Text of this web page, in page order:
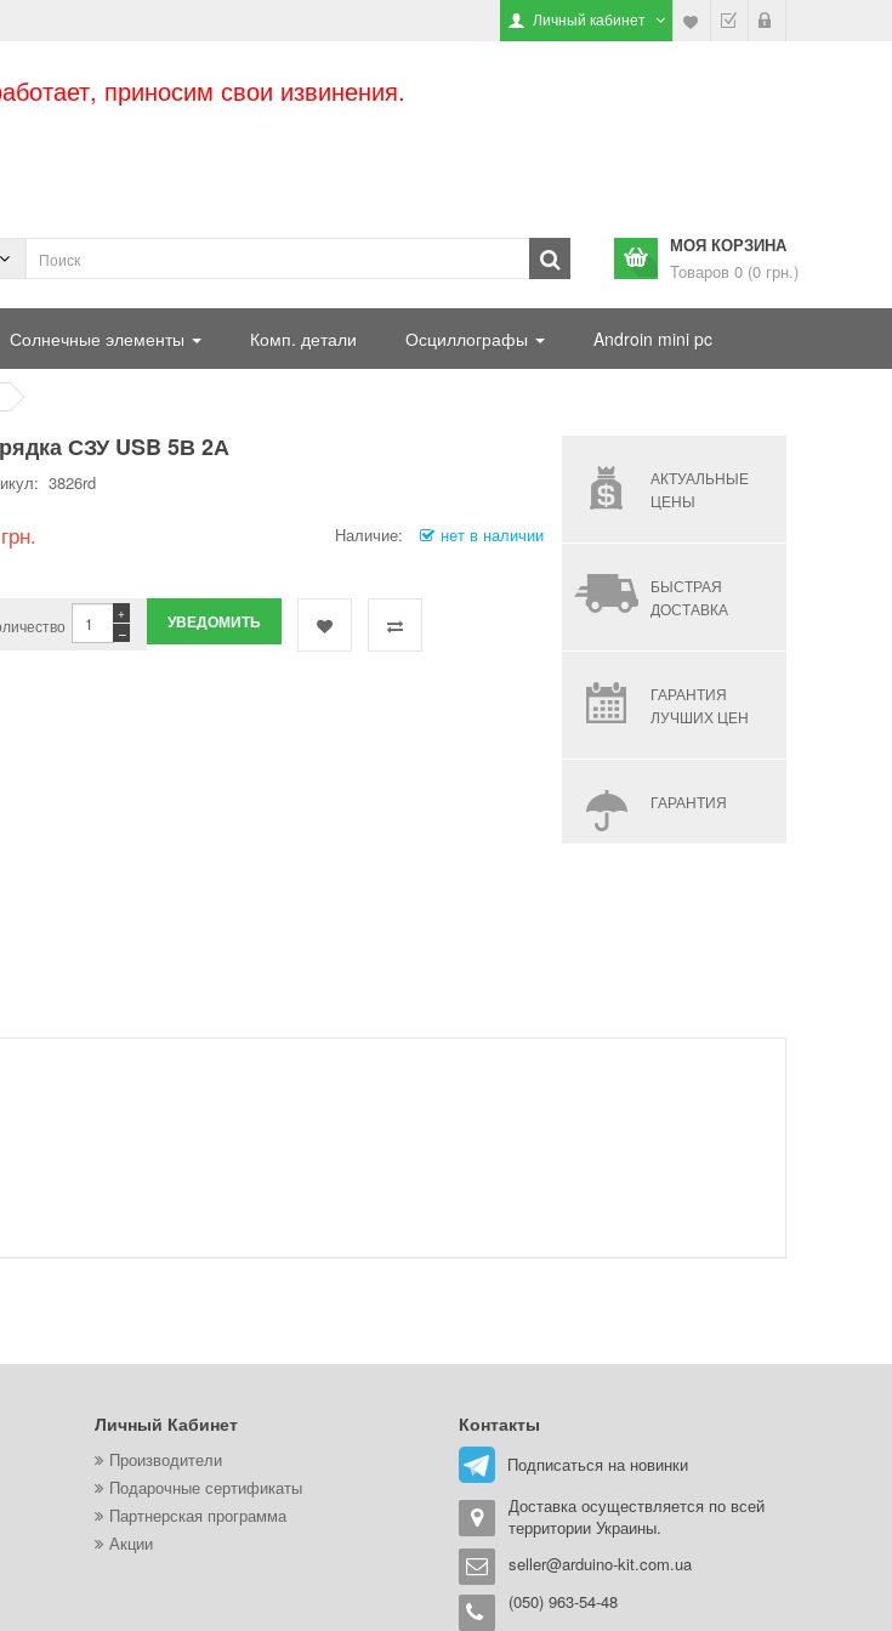
Личный кабинет
приносим свои извинения.
МОЯ КОРЗИНА
Товаров 0 (0 грн.)
Солнечные элементы Комп. детали Осциллографы Androin mini pc
СЗУ USB 5В 2А
3826rd
Наличие: нет в наличии
−
+ УВЕДОМИТЬ
АКТУАЛЬНЫЕ
ЦЕНЫ
БЫСТРАЯ
ДОСТАВКА
ГАРАНТИЯ
ЛУЧШИХ ЦЕН
ГАРАНТИЯ
Личный Кабинет
Производители
Подарочные сертификаты
Партнерская программа
Акции
Контакты
Подписаться на новинки
Доставка осуществляется по всей
территории Украины.
seller@arduino-kit.com.ua
(050) 963-54-48